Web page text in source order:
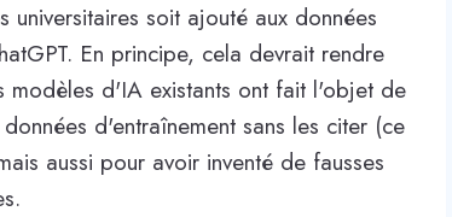
soit ajouté aux données
En principe, cela devrait rendre
modèles d'IA existants ont fait l'objet de
d'entraînement sans les citer (ce
aussi pour avoir inventé de fausses